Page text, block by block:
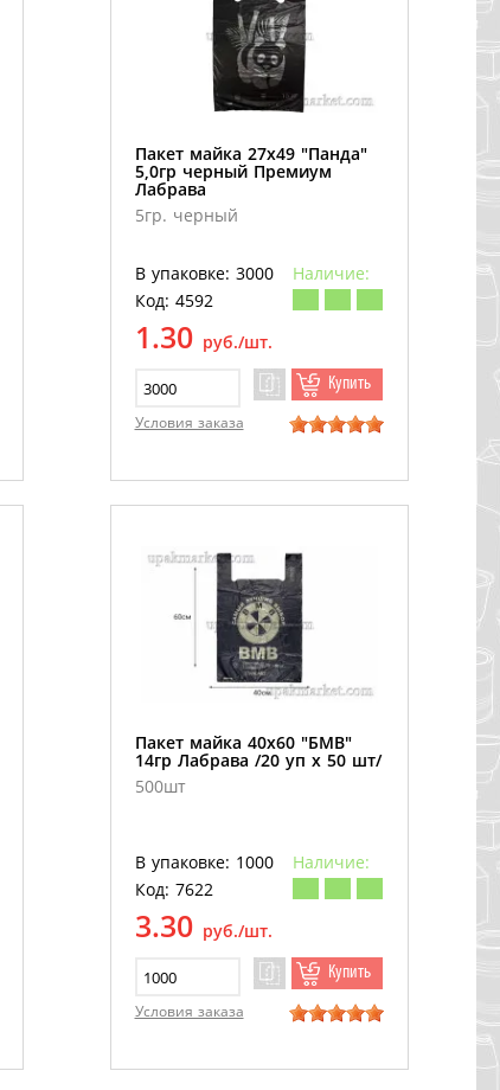
Пакет майка 27х49 "Панда"
5,0гр черный Премиум
Лабрава
5гр. черный
В упаковке: 3000
Наличие:
Код: 4592
1.30 руб./шт.
Купить
Условия заказа
Пакет майка 40х60 "БМВ"
14гр Лабрава /20 уп х 50 шт/
500шт
В упаковке: 1000
Наличие:
Код: 7622
3.30 руб./шт.
Купить
Условия заказа